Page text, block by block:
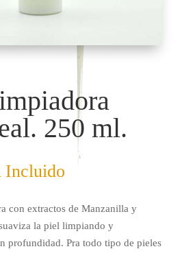
250 ml.
Incluido
con extractos de Manzanilla y
la piel limpiando y
profundidad. Pra todo tipo de pieles